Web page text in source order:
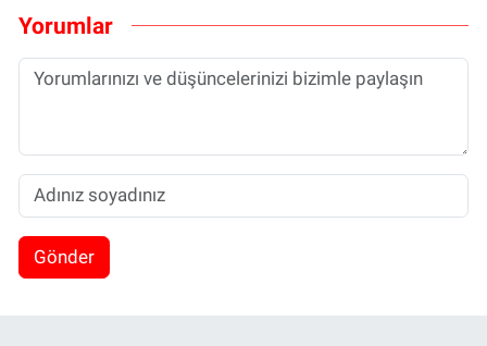
Yorumlar
Gönder